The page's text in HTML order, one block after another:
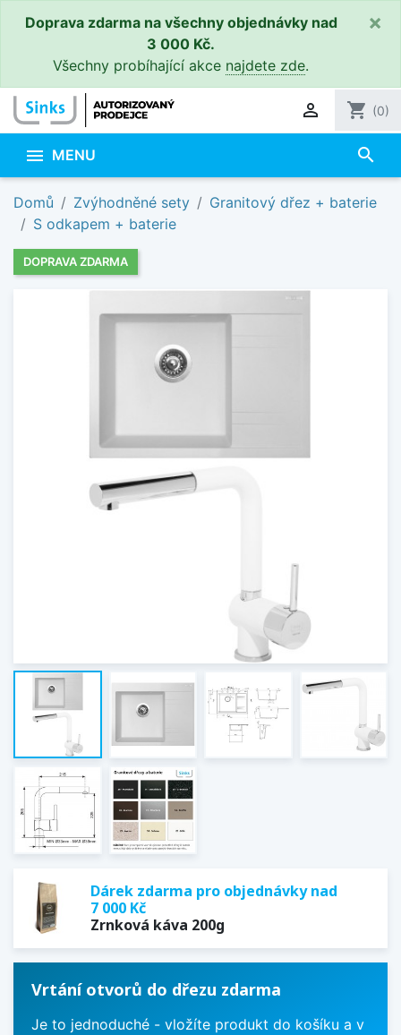
Doprava zdarma na všechny objednávky nad
3 000 Kč.
Všechny probíhající akce najdete zde.
×
 shopping_cart (0)
 MENU search
Domů Zvýhodněné sety
Granitový dřez + baterie
S odkapem + baterie
DOPRAVA ZDARMA
Dárek zdarma pro objednávky nad
7 000 Kč
Zrnková káva 200g
Vrtání otvorů do dřezu zdarma
Je to jednoduché - vložíte produkt do košíku a v